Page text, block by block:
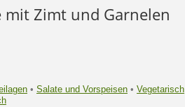
mit Zimt und Garnelen
• Salate und Vorspeisen • Vegetarisch